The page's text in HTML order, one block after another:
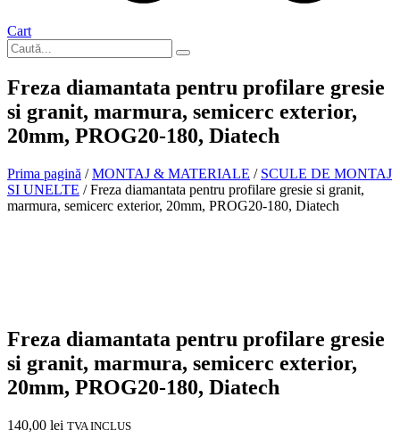
Cart
Freza diamantata pentru profilare gresie
si granit, marmura, semicerc exterior,
20mm, PROG20-180, Diatech
Prima pagină /MONTAJ & MATERIALE / SCULE DE MONTAJ
SI UNELTE / Freza diamantata pentru profilare gresie si granit,
marmura, semicerc exterior, 20mm, PROG20-180, Diatech
In stoc
Freza diamantata pentru profilare gresie
si granit, marmura, semicerc exterior,
20mm, PROG20-180, Diatech
140,00 lei TVA INCLUS